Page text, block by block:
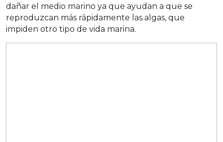
dañar el medio marino ya que ayudan a que se
reproduzcan más rápidamente las algas, que
impiden otro tipo de vida marina.